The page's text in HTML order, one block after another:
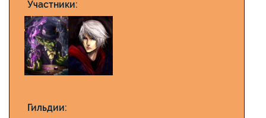
Участники:
Гильдии: